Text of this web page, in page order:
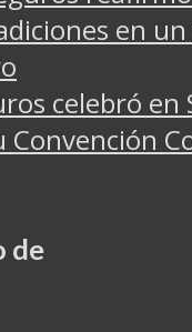
en
celebró en
Convención
de